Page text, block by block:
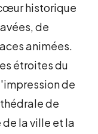
historique
de
animées.
étroites du
de
de
la ville et la